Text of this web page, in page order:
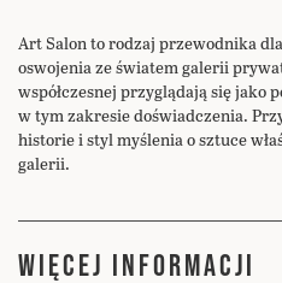
Art Salon to rodzaj przewodnika
oswojenia ze światem galerii
współczesnej przyglądają się
w tym zakresie doświadczenia.
historie i styl myślenia o sztuce
galerii.
WIĘCEJ INFORMACJI